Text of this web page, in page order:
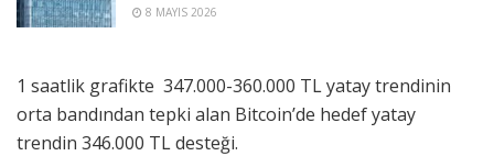
8 MAYIS 2026
1 saatlik grafikte 347.000-360.000 TL yatay trendinin
orta bandından tepki alan Bitcoin’de hedef yatay
trendin 346.000 TL desteği.